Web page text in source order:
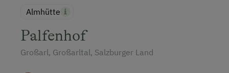
Almhütte
Palfenhof
Großarl, Großarltal, Salzburger Land